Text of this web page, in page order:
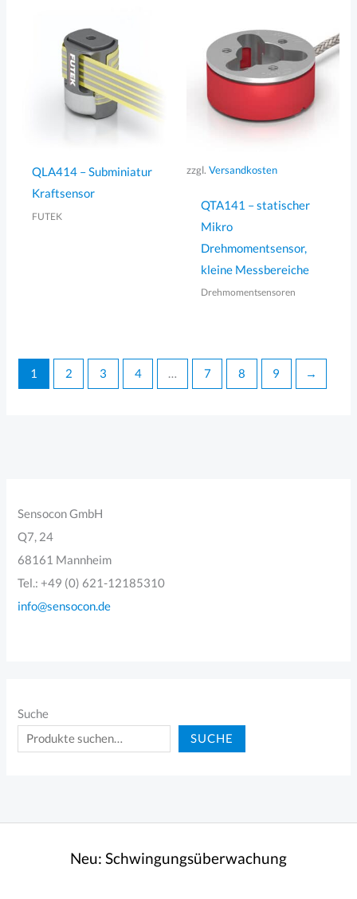
Sensocon GmbH
Q7, 24
68161 Mannheim
Tel.: +49 (0) 621-12185310
info@sensocon.de
Suche
SUCHE
QLA414 – Subminiatur
Kraftsensor
FUTEK
zzgl. Versandkosten
QTA141 – statischer
Mikro
Drehmomentsensor,
kleine Messbereiche
Drehmomentsensoren
1 2 3 4 … 7 8 9 →
Neu: Schwingungsüberwachung